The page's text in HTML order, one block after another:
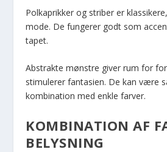
Polkaprikker og striber er
mode. De fungerer godt som
tapet.
Abstrakte mønstre giver rum for
stimulerer fantasien. De kan være
kombination med enkle farver.
KOMBINATION AF
BELYSNING